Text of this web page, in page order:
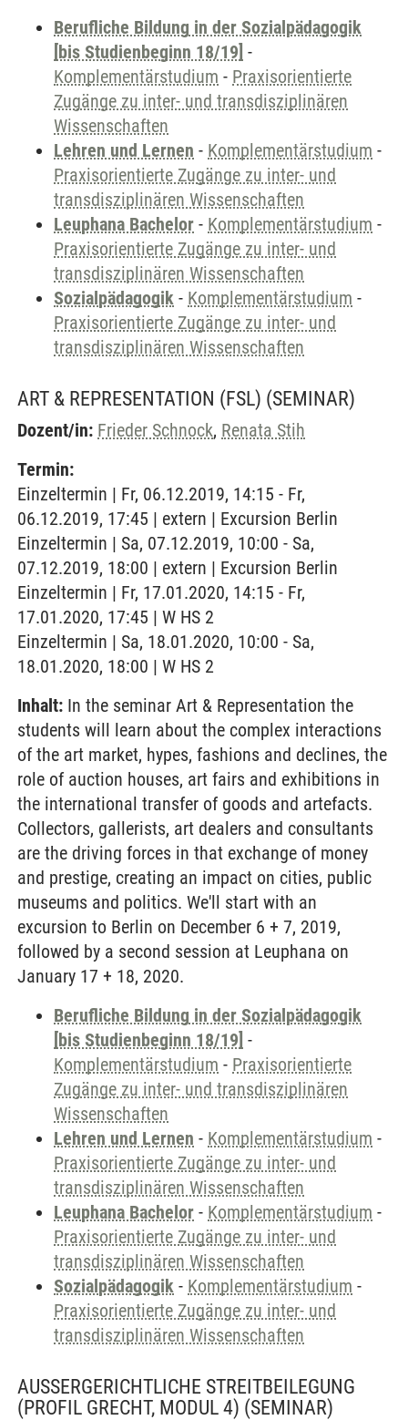
Berufliche Bildung in der Sozialpädagogik
[bis Studienbeginn 18/19] -
Komplementärstudium - Praxisorientierte
Zugänge zu inter- und transdisziplinären
Wissenschaften
Lehren und Lernen - Komplementärstudium -
Praxisorientierte Zugänge zu inter- und
transdisziplinären Wissenschaften
Leuphana Bachelor - Komplementärstudium -
Praxisorientierte Zugänge zu inter- und
transdisziplinären Wissenschaften
Sozialpädagogik - Komplementärstudium -
Praxisorientierte Zugänge zu inter- und
transdisziplinären Wissenschaften
ART & REPRESENTATION (FSL) (SEMINAR)
Dozent/in: Frieder Schnock, Renata Stih
Termin:
Einzeltermin | Fr, 06.12.2019, 14:15 - Fr,
06.12.2019, 17:45 | extern | Excursion Berlin
Einzeltermin | Sa, 07.12.2019, 10:00 - Sa,
07.12.2019, 18:00 | extern | Excursion Berlin
Einzeltermin | Fr, 17.01.2020, 14:15 - Fr,
17.01.2020, 17:45 | W HS 2
Einzeltermin | Sa, 18.01.2020, 10:00 - Sa,
18.01.2020, 18:00 | W HS 2
Inhalt: In the seminar Art & Representation the
students will learn about the complex interactions
of the art market, hypes, fashions and declines, the
role of auction houses, art fairs and exhibitions in
the international transfer of goods and artefacts.
Collectors, gallerists, art dealers and consultants
are the driving forces in that exchange of money
and prestige, creating an impact on cities, public
museums and politics. We'll start with an
excursion to Berlin on December 6 + 7, 2019,
followed by a second session at Leuphana on
January 17 + 18, 2020.
Berufliche Bildung in der Sozialpädagogik
[bis Studienbeginn 18/19] -
Komplementärstudium - Praxisorientierte
Zugänge zu inter- und transdisziplinären
Wissenschaften
Lehren und Lernen - Komplementärstudium -
Praxisorientierte Zugänge zu inter- und
transdisziplinären Wissenschaften
Leuphana Bachelor - Komplementärstudium -
Praxisorientierte Zugänge zu inter- und
transdisziplinären Wissenschaften
Sozialpädagogik - Komplementärstudium -
Praxisorientierte Zugänge zu inter- und
transdisziplinären Wissenschaften
AUSSERGERICHTLICHE STREITBEILEGUNG (
PROFIL GRECHT, MODUL 4) (SEMINAR)